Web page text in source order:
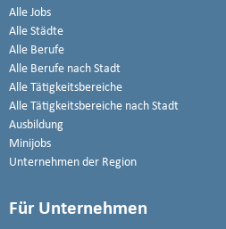
Alle Jobs
Alle Städte
Alle Berufe
Alle Berufe nach Stadt
Alle Tätigkeitsbereiche
Alle Tätigkeitsbereiche nach Stadt
Ausbildung
Minijobs
Unternehmen der Region
Für Unternehmen